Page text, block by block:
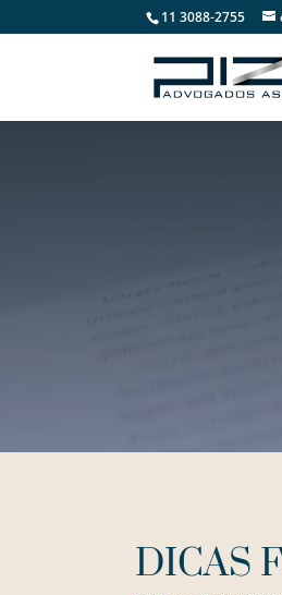
11 3088-2755
DICAS